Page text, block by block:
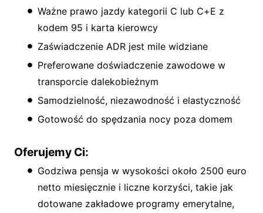
Ważne prawo jazdy kategorii C lub C+E z
kodem 95 i karta kierowcy
Zaświadczenie ADR jest mile widziane
Preferowane doświadczenie zawodowe w
transporcie dalekobieżnym
Samodzielność, niezawodność i elastyczność
Gotowość do spędzania nocy poza domem
Oferujemy Ci:
Godziwa pensja w wysokości około 2500 euro
netto miesięcznie i liczne korzyści, takie jak
dotowane zakładowe programy emerytalne,